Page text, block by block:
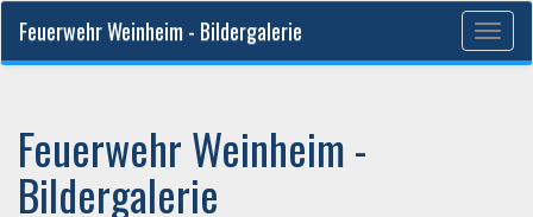
Feuerwehr Weinheim - Bildergalerie
Feuerwehr Weinheim -
Bildergalerie